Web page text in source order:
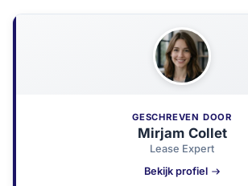
GESCHREVEN DOOR
Mirjam Collet
Lease Expert
Bekijk profiel